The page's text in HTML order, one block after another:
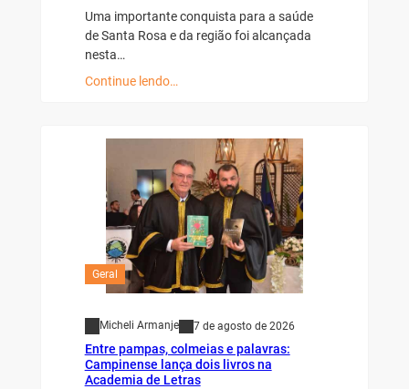
Uma importante conquista para a saúde
de Santa Rosa e da região foi alcançada
nesta…
Continue lendo…
Geral
Micheli Armanje 7 de agosto de 2026
Entre pampas, colmeias e palavras:
Campinense lança dois livros na
Academia de Letras